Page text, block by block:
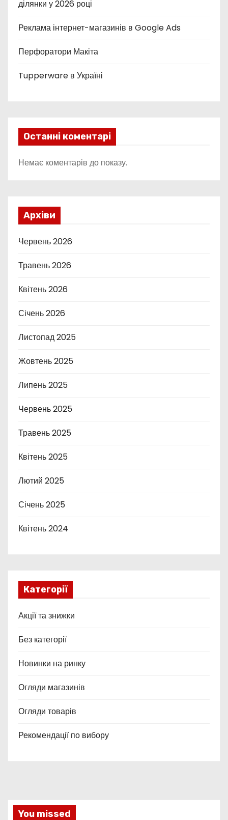
и
с
і
ділянки у 2026 році
Реклама інтернет-магазинів в Google Ads
Перфоратори Макіта
Tupperware в Україні
Останні коментарі
Немає коментарів до показу.
Архіви
Червень 2026
Травень 2026
Квітень 2026
Січень 2026
Листопад 2025
Жовтень 2025
Липень 2025
Червень 2025
Травень 2025
Квітень 2025
Лютий 2025
Січень 2025
Квітень 2024
Категорії
Акції та знижки
Без категорії
Новинки на ринку
Огляди магазинів
Огляди товарів
Рекомендації по вибору
You missed